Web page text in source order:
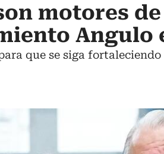
motores
que se siga